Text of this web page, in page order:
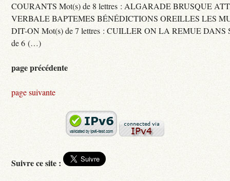
COURANTS Mot(s) de 8 lettres : ALGARADE BRUSQUE
VERBALE BAPTEMES BÉNÉDICTIONS OREILLES LES
DIT-ON Mot(s) de 7 lettres : CUILLER ON LA REMUE DANS
de 6 (…)
page précédente
page suivante
Suivre ce site :